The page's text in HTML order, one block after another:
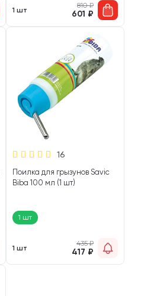
1 шт
810₽
601 ₽
16
Поилка для грызунов Savic
Biba 100 мл (1 шт)
1 шт
1 шт
435₽
417 ₽